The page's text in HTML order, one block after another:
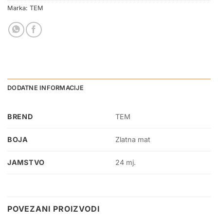
Marka: TEM
DODATNE INFORMACIJE
BREND TEM
BOJA Zlatna mat
JAMSTVO 24 mj.
POVEZANI PROIZVODI